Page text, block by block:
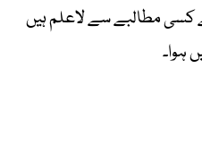
کسی مطالبے سے لاعلم ہیں
ہوا۔